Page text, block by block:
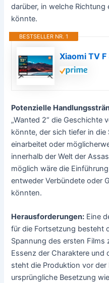
darüber, in welche
könnte.
BESTSELLER NR. 1
Potenzielle
„Wanted 2“ die Geschichte
könnte, der sich tiefer in
einarbeitet oder
innerhalb der Welt der
möglich wäre die
entweder Verbündete oder
könnten.
Herausforderungen: Eine
für die Fortsetzung besteht
Spannung des ersten Films
Essenz der Charaktere und
steht die Produktion vor
ursprüngliche Besetzung